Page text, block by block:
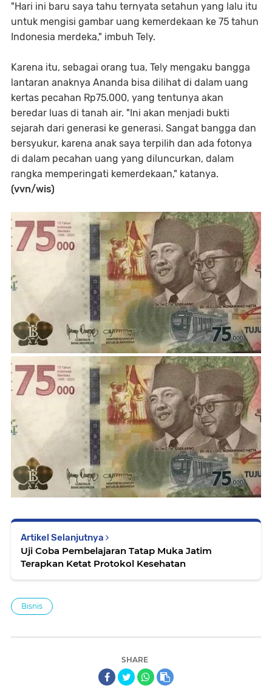
"Hari ini baru saya tahu ternyata setahun yang lalu itu
untuk mengisi gambar uang kemerdekaan ke 75 tahun
Indonesia merdeka," imbuh Tely.
Karena itu, sebagai orang tua, Tely mengaku bangga
lantaran anaknya Ananda bisa dilihat di dalam uang
kertas pecahan Rp75.000, yang tentunya akan
beredar luas di tanah air. "Ini akan menjadi bukti
sejarah dari generasi ke generasi. Sangat bangga dan
bersyukur, karena anak saya terpilih dan ada fotonya
di dalam pecahan uang yang diluncurkan, dalam
rangka memperingati kemerdekaan," katanya.
(vvn/wis)
Artikel Selanjutnya
Uji Coba Pembelajaran Tatap Muka Jatim
Terapkan Ketat Protokol Kesehatan
Bisnis
SHARE